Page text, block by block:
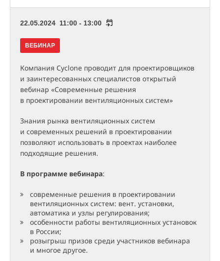
22.05.2024 11:00 - 13:00
ВЕБИНАР
Компания Cyclone проводит для проектировщиков
и заинтересованных специалистов открытый
вебинар «Современные решения
в проектировании вентиляционных систем»
Знания рынка вентиляционных систем
и современных решений в проектировании
позволяют использовать в проектах наиболее
подходящие решения.
В программе вебинара:
современные решения в проектировании
вентиляционных систем: вент. установки,
автоматика и узлы регулирования;
особенности работы вентиляционных установок
в России;
розыгрыш призов среди участников вебинара
и многое другое.